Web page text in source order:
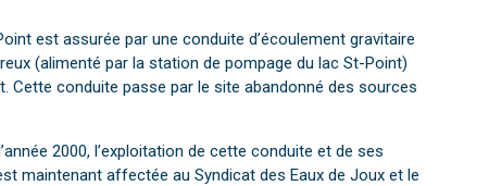
est assurée par une conduite d’écoulement gravitaire
(alimenté par la station de pompage du lac St-Point)
Cette conduite passe par le site abandonné des sources
2000, l’exploitation de cette conduite et de ses
maintenant affectée au Syndicat des Eaux de Joux et le